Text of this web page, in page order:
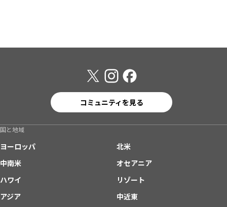
コミュニティを見る
国と地域
ヨーロッパ
北米
中南米
オセアニア
ハワイ
リゾート
アジア
中近東